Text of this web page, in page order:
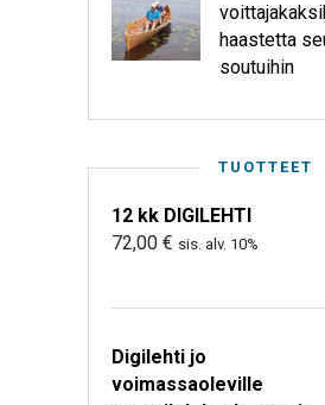
haastetta
soutuihin
TUOTTEET
12 kk DIGILEHTI
72,00 € sis. alv. 10%
Digilehti jo
voimassaoleville